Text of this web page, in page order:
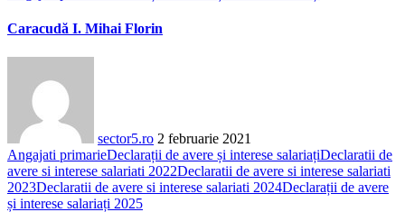
Caracudă I. Mihai Florin
sector5.ro 2 februarie 2021
Angajati primarieDeclarații de avere și interese salariațiDeclaratii de
avere si interese salariati 2022Declaratii de avere si interese salariati
2023Declaratii de avere si interese salariati 2024Declarații de avere
și interese salariați 2025